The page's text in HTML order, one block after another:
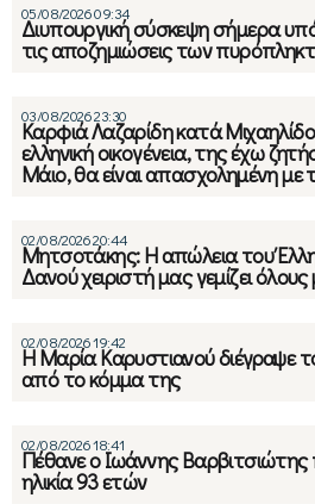
05/08/2026 09:34
Διυπουργική σύσκεψη σήμερα
τις αποζημιώσεις των
03/08/2026 23:30
Καρφιά Λαζαρίδη κατά
ελληνική οικογένεια, της έχω
Μάιο, θα είναι απασχολημένη με
02/08/2026 20:44
Μητσοτάκης: Η απώλεια του
Δανού χειριστή μας γεμίζει
02/08/2026 19:42
Η Μαρία Καρυστιανού διέγραψε
από το κόμμα της
02/08/2026 18:41
Πέθανε ο Ιωάννης
ηλικία 93 ετών